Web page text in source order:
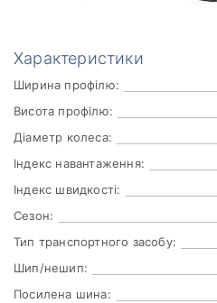
Характеристики
Ширина профілю:
Висота профілю:
Діаметр колеса:
Індекс навантаження:
Індекс швидкості:
Сезон:
Тип транспортного засобу:
Шип/нешип:
Посилена шина: